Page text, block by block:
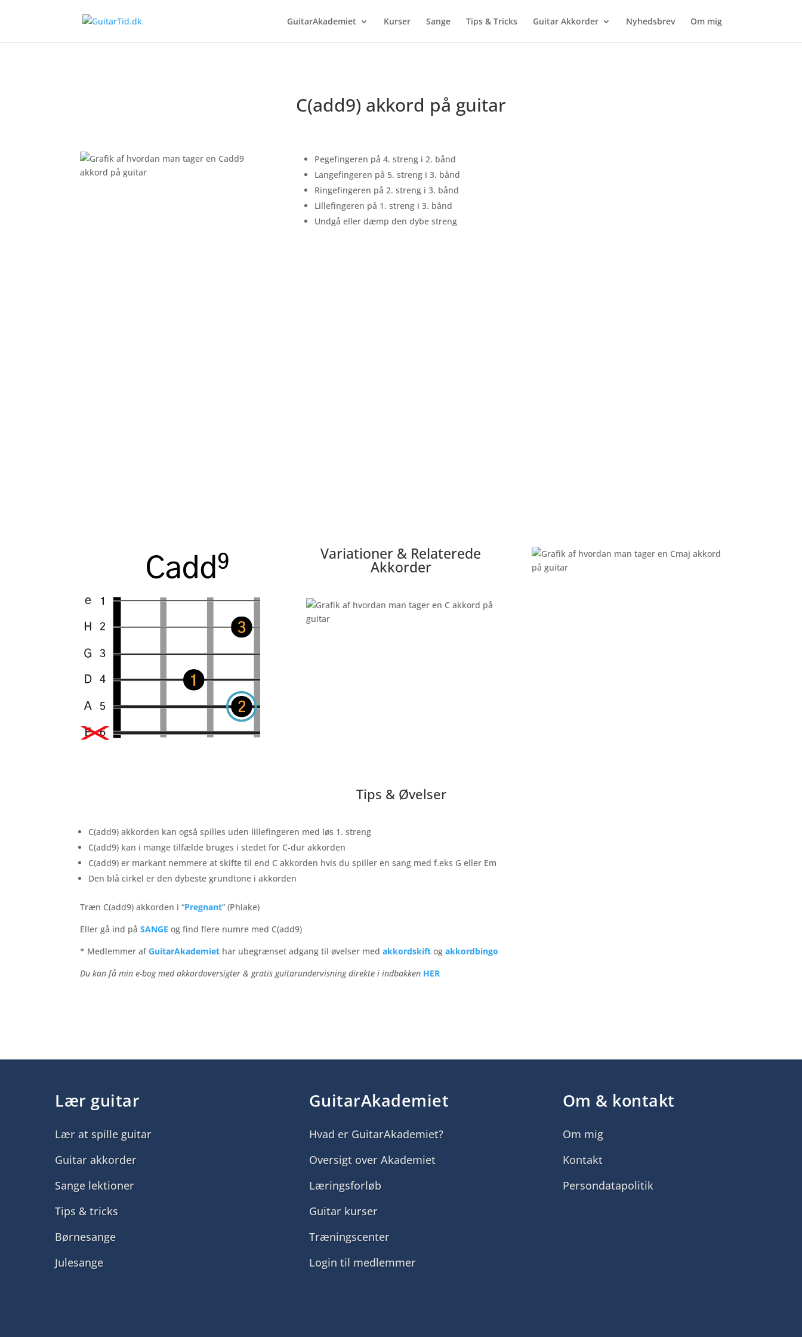
GuitarAkademiet Kurser Sange Tips & Tricks Guitar Akkorder Nyhedsbrev Om mig
C(add9) akkord på guitar
Pegefingeren på 4. streng i 2. bånd
Langefingeren på 5. streng i 3. bånd
Ringefingeren på 2. streng i 3. bånd
Lillefingeren på 1. streng i 3. bånd
Undgå eller dæmp den dybe streng
Variationer & Relaterede
Akkorder
Tips & Øvelser
C(add9) akkorden kan også spilles uden lillefingeren med løs 1. streng
C(add9) kan i mange tilfælde bruges i stedet for C-dur akkorden
C(add9) er markant nemmere at skifte til end C akkorden hvis du spiller en sang med f.eks G eller Em
Den blå cirkel er den dybeste grundtone i akkorden
Træn C(add9) akkorden i“Pregnant” (Phlake)
Eller gå ind påSANGE og find flere numre med C(add9)
* Medlemmer afGuitarAkademiet har ubegrænset adgang til øvelser medakkordskift ogakkordbingo
Du kan få min e-bog med akkordoversigter & gratis guitarundervisning direkte i indbakken HER
Lær guitar
Lær at spille guitar
Guitar akkorder
Sange lektioner
Tips & tricks
Børnesange
Julesange
GuitarAkademiet
Hvad er GuitarAkademiet?
Oversigt over Akademiet
Læringsforløb
Guitar kurser
Træningscenter
Login til medlemmer
Om & kontakt
Om mig
Kontakt
Persondatapolitik